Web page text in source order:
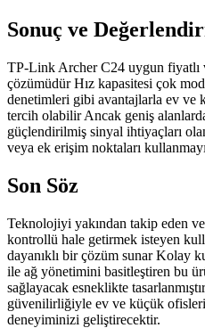
Sonuç ve
TP-Link Archer C24 uygun fiyatlı
çözümüdür Hız kapasitesi çok
denetimleri gibi avantajlarla ev ve
tercih olabilir Ancak geniş
güçlendirilmiş sinyal ihtiyaçları
veya ek erişim noktaları
Son Söz
Teknolojiyi yakından takip eden ve
kontrollü hale getirmek isteyen
dayanıklı bir çözüm sunar Kolay
ile ağ yönetimini basitleştiren bu
sağlayacak esneklikte
güvenilirliğiyle ev ve küçük
deneyiminizi geliştirecektir.